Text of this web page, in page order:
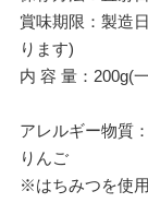
賞味期限：製造
ります)
内 容 量：200g(
アレルギー物質
りんご
※はちみつを使